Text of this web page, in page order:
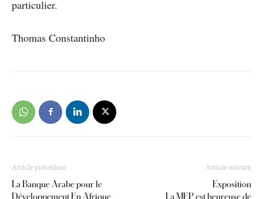
particulier.
Thomas Constantinho
Article précédent
La Banque Arabe pour le
Développement En Afrique
Article suivant
Exposition
La MEP est heureuse de